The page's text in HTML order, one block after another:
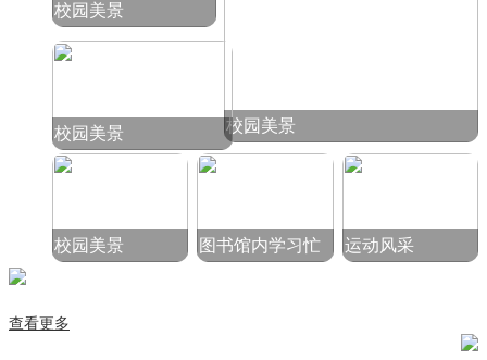
校园美景
校园美景
校园美景
校园美景 图书馆内学习忙 运动风采
查看更多